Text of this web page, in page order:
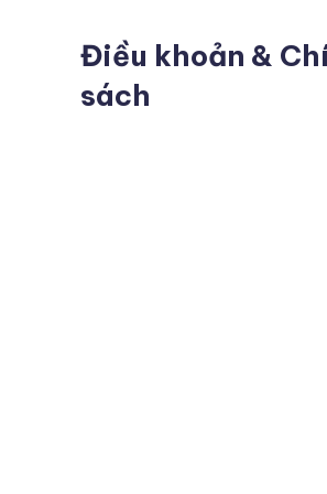
Điều khoản &
sách